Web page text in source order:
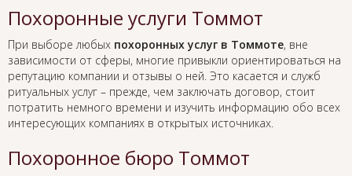
Похоронные услуги Томмот
При выборе любых похоронных услуг в Томмоте, вне
зависимости от сферы, многие привыкли ориентироваться на
репутацию компании и отзывы о ней. Это касается и служб
ритуальных услуг – прежде, чем заключать договор, стоит
потратить немного времени и изучить информацию обо всех
интересующих компаниях в открытых источниках.
Похоронное бюро Томмот